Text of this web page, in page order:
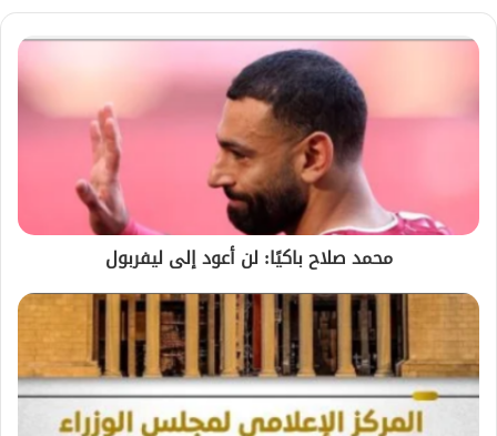
محمد صلاح باكيًا: لن أعود إلى ليفربول